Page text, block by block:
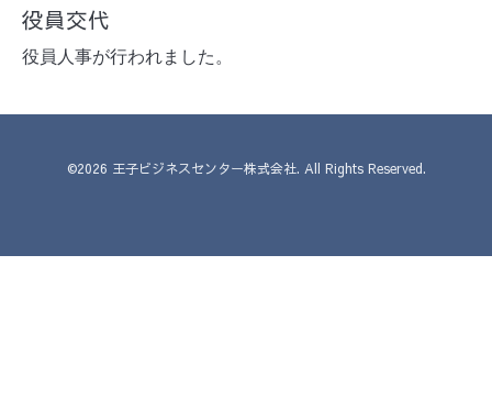
役員交代
役員人事が行われました。
©2026 王子ビジネスセンター株式会社. All Rights Reserved.